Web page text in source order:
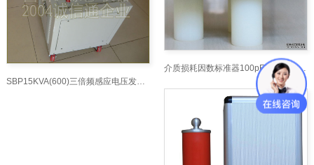
SBP15KVA(600)三倍频感应电压发生器_短路接地线网
介质损耗因数标准器100pF/1000pF/10000nF高压标准电容